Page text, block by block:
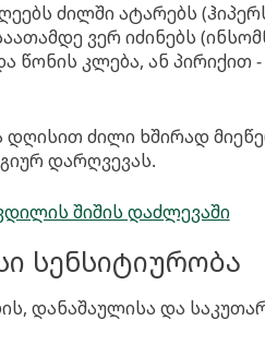
ძილში ატარებს
ვერ იძინებს
წონის კლება, ან პირიქით
ძილი ხშირად
დარღვევას.
შიშის დაძლევაში
სენსიტიურობა
დანაშაულისა და